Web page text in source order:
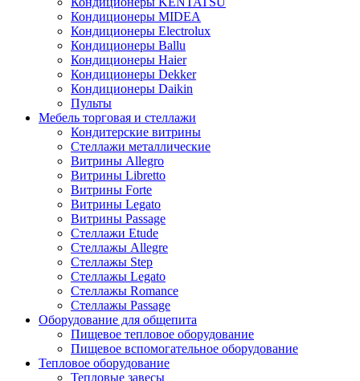
Кондиционеры MIDEA
Кондиционеры Electrolux
Кондиционеры Ballu
Кондиционеры Haier
Кондиционеры Dekker
Кондиционеры Daikin
Пульты
Мебель торговая и стеллажи
Кондитерские витрины
Стеллажи металлические
Витрины Allegro
Витрины Libretto
Витрины Forte
Витрины Legato
Витрины Passage
Стеллажи Etude
Стеллажы Allegre
Стеллажы Step
Стеллажы Legato
Стеллажы Romance
Стеллажы Passage
Оборудование для общепита
Пищевое тепловое оборудование
Пищевое вспомогательное оборудование
Тепловое оборудование
Тепловые завесы